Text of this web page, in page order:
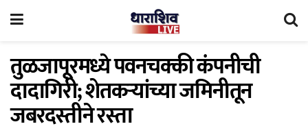
तुळजापूरमध्ये पवनचक्की कंपनीची
दादागिरी; शेतकऱ्यांच्या जमिनीतून
जबरदस्तीने रस्ता